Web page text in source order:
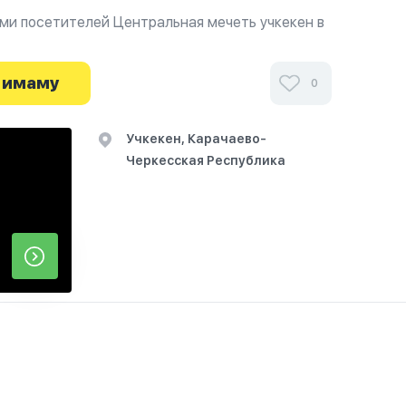
посетителей Центральная мечеть учкекен в
и узнайте о часах работы. Ваше духовное
здесь.
имаму 0
Учкекен, Карачаево-
Черкесская Республика